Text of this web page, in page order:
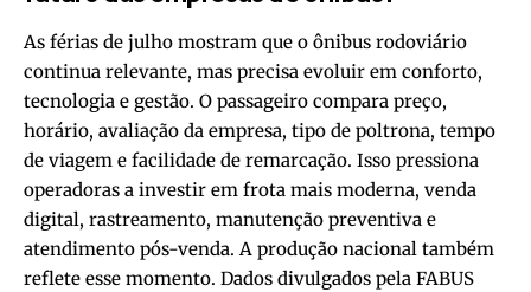
As férias de julho mostram que o ônibus rodoviário
continua relevante, mas precisa evoluir em conforto,
tecnologia e gestão. O passageiro compara preço,
horário, avaliação da empresa, tipo de poltrona, tempo
de viagem e facilidade de remarcação. Isso pressiona
operadoras a investir em frota mais moderna, venda
digital, rastreamento, manutenção preventiva e
atendimento pós-venda. A produção nacional também
reflete esse momento. Dados divulgados pela FABUS